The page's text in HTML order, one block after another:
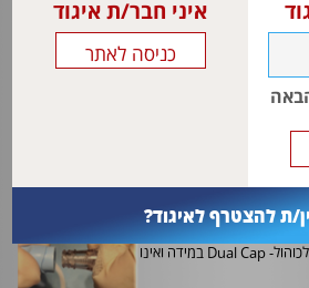
הליין עם פד סטרילי
לוודא שסגור היטב
Dual Capבמידה ואינו
איני חבר/ת איגוד
ת להצטרף לאיגוד?